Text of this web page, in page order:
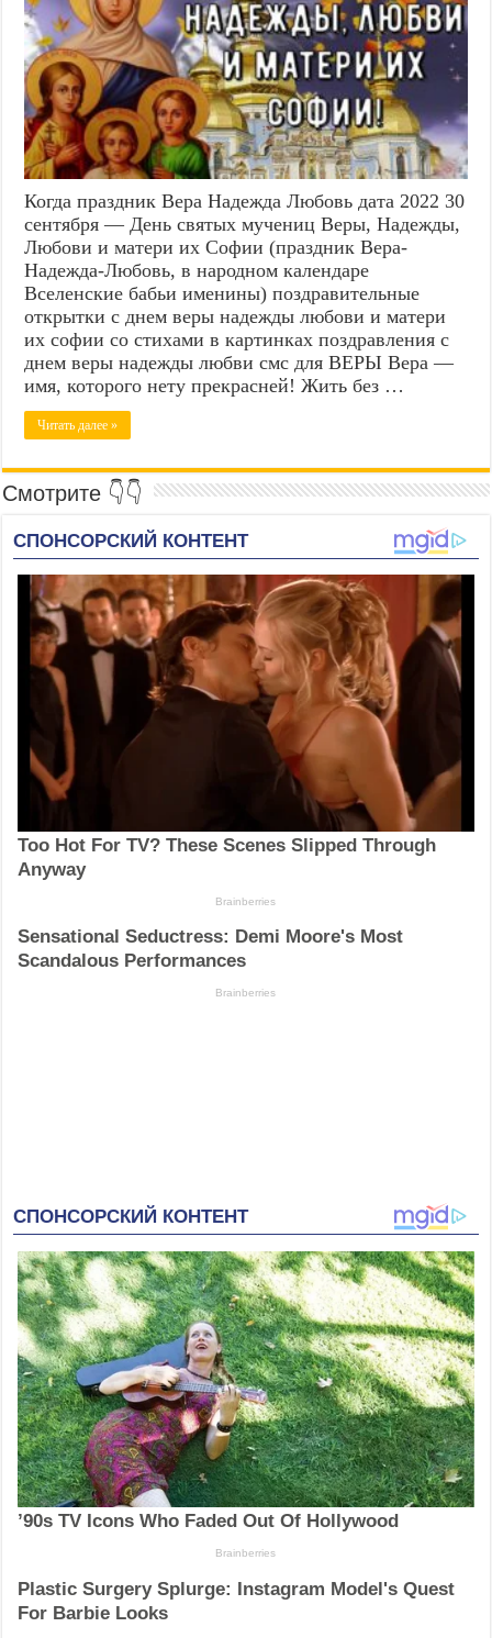
Когда праздник Вера Надежда Любовь дата 2022 30
сентября — День святых мучениц Веры, Надежды,
Любови и матери их Софии (праздник Вера-
Надежда-Любовь, в народном календаре
Вселенские бабьи именины) поздравительные
открытки с днем веры надежды любови и матери
их софии со стихами в картинках поздравления с
днем веры надежды любви смс для ВЕРЫ Вера —
имя, которого нету прекрасней! Жить без …
Читать далее »
Смотрите 👇👇